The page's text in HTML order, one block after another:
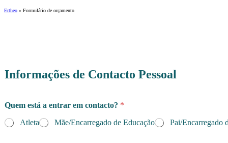
Ertheo » Formulário de orçamento
Informações de Contacto Pessoal
Quem está a entrar em contacto? *
Atleta
Mãe/Encarregado de Educação Pai/Encarregado